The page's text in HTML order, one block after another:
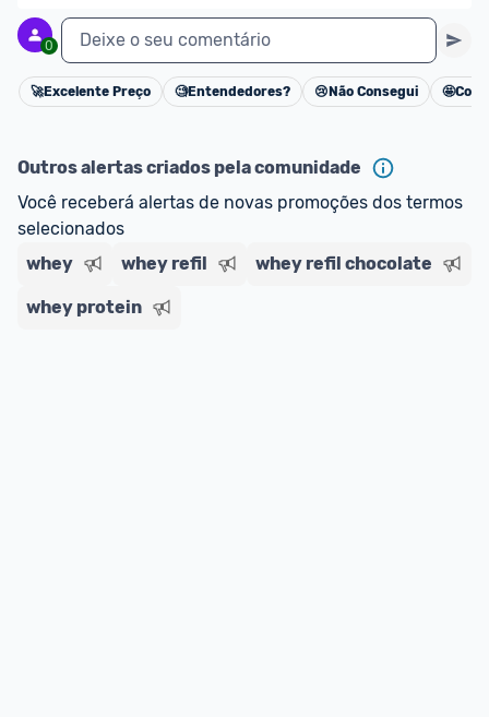
0 Deixe o seu comentário
Cancelar
🚀Excelente Preço 🧐Entendedores? 😢 Não Consegui 🤩
Outros alertas criados pela comunidade
Você receberá alertas de novas promoções dos termos
selecionados
whey
whey refil whey refil chocolate
whey protein